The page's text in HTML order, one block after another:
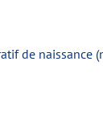
de naissance